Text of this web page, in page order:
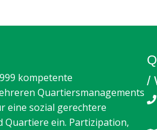
kompetente
Quartiersmanagements
eine sozial gerechtere
Quartiere ein. Partizipation,
/